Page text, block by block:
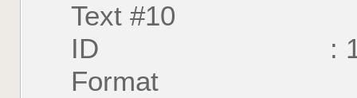
Text #10
ID :
Format :